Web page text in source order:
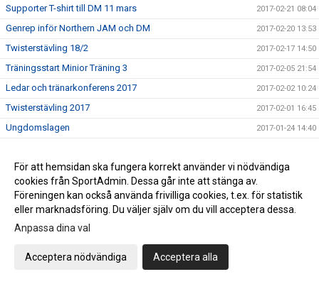
Supporter T-shirt till DM 11 mars 2017-02-21 08:04
Genrep inför Northern JAM och DM 2017-02-20 13:53
Twisterstävling 18/2 2017-02-17 14:50
Träningsstart Minior Träning 3 2017-02-05 21:54
Ledar och tränarkonferens 2017 2017-02-02 10:24
Twisterstävling 2017 2017-02-01 16:45
Ungdomslagen 2017-01-24 14:40
Nytt minior träningslag 2017-01-20 10:53
Twisters styrelse söker ny kassör 2017-01-18 11:15
ÅRSMÖTE Twisters 2017-01-18 11:11
Ledarutbildning SISU 11 februari
Träna med landslaget - nu på fredag!
För att hemsidan ska fungera korrekt använder vi nödvändiga
cookies från SportAdmin. Dessa går inte att stänga av.
Föreningen kan också använda frivilliga cookies, t.ex. för statistik
eller marknadsföring. Du väljer själv om du vill acceptera dessa.
Anpassa dina val
Acceptera nödvändiga Acceptera alla